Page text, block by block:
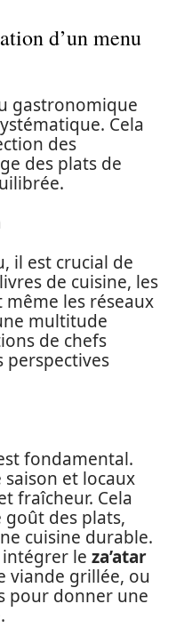
d’un menu
gastronomique
Cela
des
des plats de
il est crucial de
de cuisine, les
les réseaux
multitude
de chefs
fondamental.
et locaux
fraîcheur. Cela
des plats,
cuisine durable.
le za’atar
viande grillée, ou
pour donner une